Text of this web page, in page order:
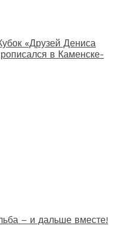
«Друзей Дениса
в Каменске-
– и дальше вместе!